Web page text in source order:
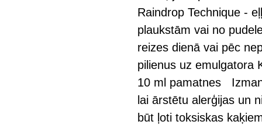
Raindrop Technique -
plaukstām vai no
reizes dienā vai pēc
pilienus uz emulgatora
10 ml pamatnes
lai ārstētu alerģijas un
būt ļoti toksiskas